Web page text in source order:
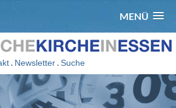
MENÜ
. Newsletter.Suche